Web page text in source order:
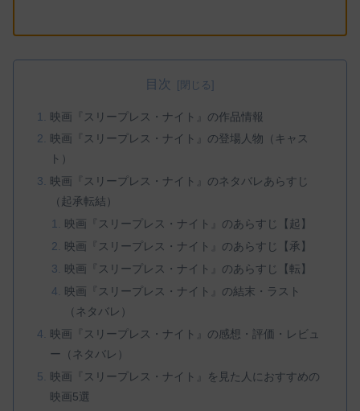
目次
映画『スリープレス・ナイト』の作品情報
映画『スリープレス・ナイト』の登場人物（キャス
ト）
映画『スリープレス・ナイト』のネタバレあらすじ
（起承転結）
映画『スリープレス・ナイト』のあらすじ【起】
映画『スリープレス・ナイト』のあらすじ【承】
映画『スリープレス・ナイト』のあらすじ【転】
映画『スリープレス・ナイト』の結末・ラスト
（ネタバレ）
映画『スリープレス・ナイト』の感想・評価・レビュ
ー（ネタバレ）
映画『スリープレス・ナイト』を見た人におすすめの
映画5選